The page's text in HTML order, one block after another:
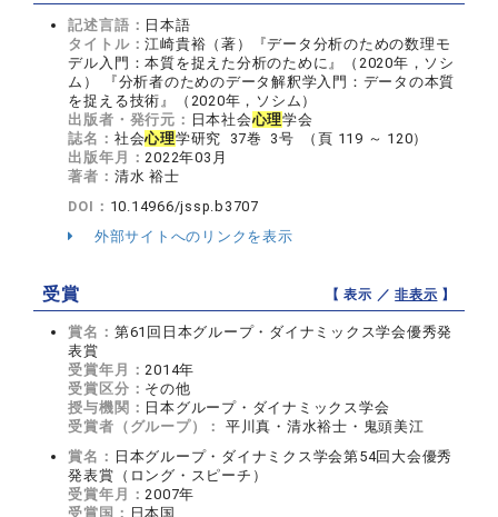
記述言語： 日本語
タイトル：江崎貴裕（著）『データ分析のための数理モ
デル入門：本質を捉えた分析のために』（2020年，ソシ
ム） 『分析者のためのデータ解釈学入門：データの本質
を捉える技術』（2020年，ソシム）
出版者・発行元： 日本社会心理学会
誌名： 社会心理学研究 37巻 3号 （頁 119 ～ 120）
出版年月：2022年03月
著者： 清水 裕士
DOI： 10.14966/jssp.b3707
外部サイトへのリンクを表示
受賞 【 表示 ／非表示 】
賞名： 第61回日本グループ・ダイナミックス学会優秀発
表賞
受賞年月：2014年
受賞区分： その他
授与機関： 日本グループ・ダイナミックス学会
受賞者（グループ）：
平川真・清水裕士・鬼頭美江
賞名： 日本グループ・ダイナミクス学会第54回大会優秀
発表賞（ロング・スピーチ）
受賞年月：2007年
受賞国： 日本国